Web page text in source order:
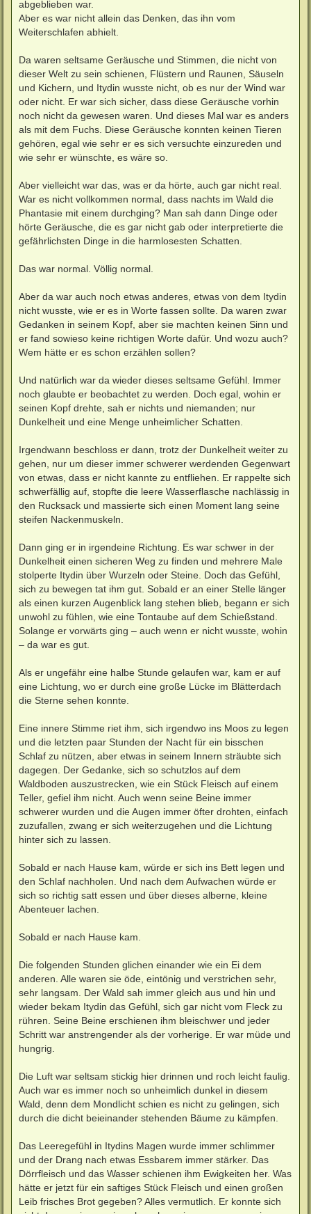
abgeblieben war.
Aber es war nicht allein das Denken, das ihn vom
Weiterschlafen abhielt.
Da waren seltsame Geräusche und Stimmen, die nicht von
dieser Welt zu sein schienen, Flüstern und Raunen, Säuseln
und Kichern, und Itydin wusste nicht, ob es nur der Wind war
oder nicht. Er war sich sicher, dass diese Geräusche vorhin
noch nicht da gewesen waren. Und dieses Mal war es anders
als mit dem Fuchs. Diese Geräusche konnten keinen Tieren
gehören, egal wie sehr er es sich versuchte einzureden und
wie sehr er wünschte, es wäre so.
Aber vielleicht war das, was er da hörte, auch gar nicht real.
War es nicht vollkommen normal, dass nachts im Wald die
Phantasie mit einem durchging? Man sah dann Dinge oder
hörte Geräusche, die es gar nicht gab oder interpretierte die
gefährlichsten Dinge in die harmlosesten Schatten.
Das war normal. Völlig normal.
Aber da war auch noch etwas anderes, etwas von dem Itydin
nicht wusste, wie er es in Worte fassen sollte. Da waren zwar
Gedanken in seinem Kopf, aber sie machten keinen Sinn und
er fand sowieso keine richtigen Worte dafür. Und wozu auch?
Wem hätte er es schon erzählen sollen?
Und natürlich war da wieder dieses seltsame Gefühl. Immer
noch glaubte er beobachtet zu werden. Doch egal, wohin er
seinen Kopf drehte, sah er nichts und niemanden; nur
Dunkelheit und eine Menge unheimlicher Schatten.
Irgendwann beschloss er dann, trotz der Dunkelheit weiter zu
gehen, nur um dieser immer schwerer werdenden Gegenwart
von etwas, dass er nicht kannte zu entfliehen. Er rappelte sich
schwerfällig auf, stopfte die leere Wasserflasche nachlässig in
den Rucksack und massierte sich einen Moment lang seine
steifen Nackenmuskeln.
Dann ging er in irgendeine Richtung. Es war schwer in der
Dunkelheit einen sicheren Weg zu finden und mehrere Male
stolperte Itydin über Wurzeln oder Steine. Doch das Gefühl,
sich zu bewegen tat ihm gut. Sobald er an einer Stelle länger
als einen kurzen Augenblick lang stehen blieb, begann er sich
unwohl zu fühlen, wie eine Tontaube auf dem Schießstand.
Solange er vorwärts ging – auch wenn er nicht wusste, wohin
– da war es gut.
Als er ungefähr eine halbe Stunde gelaufen war, kam er auf
eine Lichtung, wo er durch eine große Lücke im Blätterdach
die Sterne sehen konnte.
Eine innere Stimme riet ihm, sich irgendwo ins Moos zu legen
und die letzten paar Stunden der Nacht für ein bisschen
Schlaf zu nützen, aber etwas in seinem Innern sträubte sich
dagegen. Der Gedanke, sich so schutzlos auf dem
Waldboden auszustrecken, wie ein Stück Fleisch auf einem
Teller, gefiel ihm nicht. Auch wenn seine Beine immer
schwerer wurden und die Augen immer öfter drohten, einfach
zuzufallen, zwang er sich weiterzugehen und die Lichtung
hinter sich zu lassen.
Sobald er nach Hause kam, würde er sich ins Bett legen und
den Schlaf nachholen. Und nach dem Aufwachen würde er
sich so richtig satt essen und über dieses alberne, kleine
Abenteuer lachen.
Sobald er nach Hause kam.
Die folgenden Stunden glichen einander wie ein Ei dem
anderen. Alle waren sie öde, eintönig und verstrichen sehr,
sehr langsam. Der Wald sah immer gleich aus und hin und
wieder bekam Itydin das Gefühl, sich gar nicht vom Fleck zu
rühren. Seine Beine erschienen ihm bleischwer und jeder
Schritt war anstrengender als der vorherige. Er war müde und
hungrig.
Die Luft war seltsam stickig hier drinnen und roch leicht faulig.
Auch war es immer noch so unheimlich dunkel in diesem
Wald, denn dem Mondlicht schien es nicht zu gelingen, sich
durch die dicht beieinander stehenden Bäume zu kämpfen.
Das Leeregefühl in Itydins Magen wurde immer schlimmer
und der Drang nach etwas Essbarem immer stärker. Das
Dörrfleisch und das Wasser schienen ihm Ewigkeiten her. Was
hätte er jetzt für ein saftiges Stück Fleisch und einen großen
Leib frisches Brot gegeben? Alles vermutlich. Er konnte sich